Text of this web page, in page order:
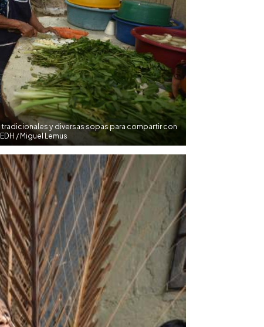
y diversas sopas para compartir con
/ Miguel Lemus